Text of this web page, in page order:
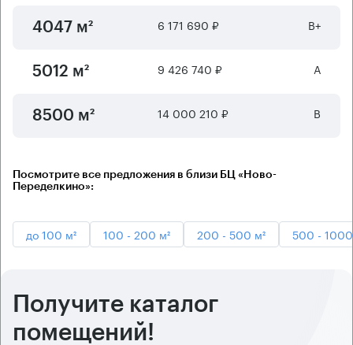
4047 м² 6 171 690 ₽ B+
5012 м² 9 426 740 ₽ А
8500 м² 14 000 210 ₽ B
Посмотрите все предложения в близи БЦ «Ново-
Переделкино»:
до 100 м² 100 - 200 м² 200 - 500 м² 500 -
Получите каталог
помещений!